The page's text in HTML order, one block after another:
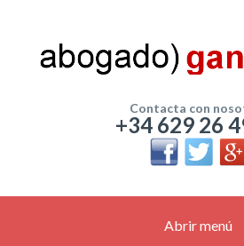
Contacta con
+34 629 26
Abrir menú